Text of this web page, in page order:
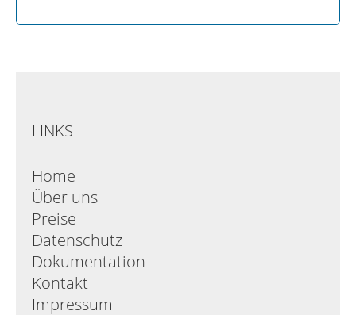
LINKS
Home
Über uns
Preise
Datenschutz
Dokumentation
Kontakt
Impressum